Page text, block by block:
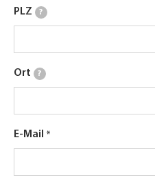
PLZ ?
Ort ?
E-Mail